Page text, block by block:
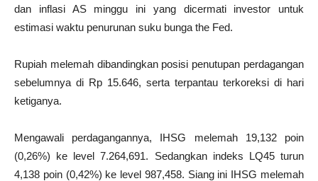
dan inflasi AS minggu ini yang dicermati investor untuk
estimasi waktu penurunan suku bunga the Fed.
Rupiah melemah dibandingkan posisi penutupan perdagangan
sebelumnya di Rp 15.646, serta terpantau terkoreksi di hari
ketiganya.
Mengawali perdagangannya, IHSG melemah 19,132 poin
(0,26%) ke level 7.264,691. Sedangkan indeks LQ45 turun
4,138 poin (0,42%) ke level 987,458. Siang ini IHSG melemah